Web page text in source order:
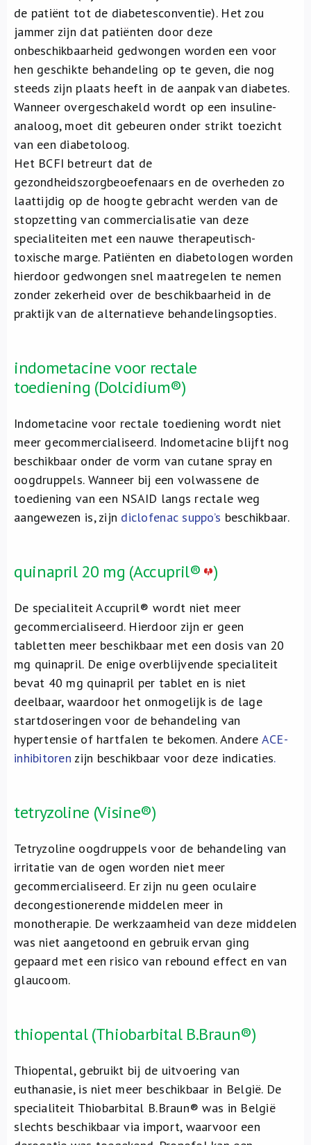
de patiënt tot de diabetesconventie). Het zou
jammer zijn dat patiënten door deze
onbeschikbaarheid gedwongen worden een voor
hen geschikte behandeling op te geven, die nog
steeds zijn plaats heeft in de aanpak van diabetes.
Wanneer overgeschakeld wordt op een insuline-
analoog, moet dit gebeuren onder strikt toezicht
van een diabetoloog.
Het BCFI betreurt dat de
gezondheidszorgbeoefenaars en de overheden zo
laattijdig op de hoogte gebracht werden van de
stopzetting van commercialisatie van deze
specialiteiten met een nauwe therapeutisch-
toxische marge. Patiënten en diabetologen worden
hierdoor gedwongen snel maatregelen te nemen
zonder zekerheid over de beschikbaarheid in de
praktijk van de alternatieve behandelingsopties.
indometacine voor rectale
toediening (Dolcidium®)
Indometacine voor rectale toediening wordt niet
meer gecommercialiseerd. Indometacine blijft nog
beschikbaar onder de vorm van cutane spray en
oogdruppels. Wanneer bij een volwassene de
toediening van een NSAID langs rectale weg
aangewezen is, zijn diclofenac suppo’s beschikbaar.
quinapril 20 mg (Accupril® )
De specialiteit Accupril® wordt niet meer
gecommercialiseerd. Hierdoor zijn er geen
tabletten meer beschikbaar met een dosis van 20
mg quinapril. De enige overblijvende specialiteit
bevat 40 mg quinapril per tablet en is niet
deelbaar, waardoor het onmogelijk is de lage
startdoseringen voor de behandeling van
hypertensie of hartfalen te bekomen. Andere ACE-
inhibitoren zijn beschikbaar voor deze indicaties.
tetryzoline (Visine®)
Tetryzoline oogdruppels voor de behandeling van
irritatie van de ogen worden niet meer
gecommercialiseerd. Er zijn nu geen oculaire
decongestionerende middelen meer in
monotherapie. De werkzaamheid van deze middelen
was niet aangetoond en gebruik ervan ging
gepaard met een risico van rebound effect en van
glaucoom.
thiopental (Thiobarbital B.Braun®)
Thiopental, gebruikt bij de uitvoering van
euthanasie, is niet meer beschikbaar in België. De
specialiteit Thiobarbital B.Braun® was in België
slechts beschikbaar via import, waarvoor een